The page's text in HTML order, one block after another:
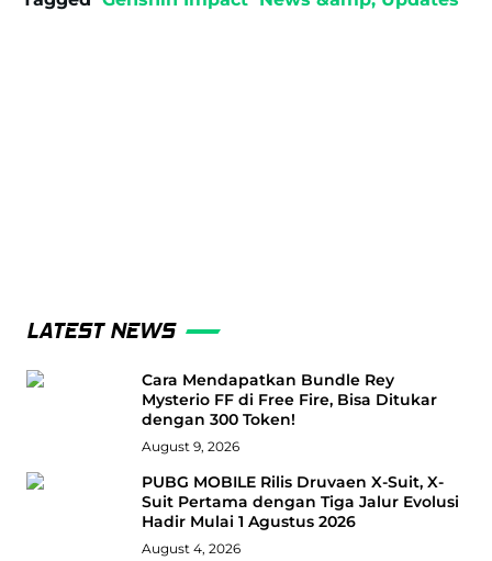
LATEST NEWS
Cara Mendapatkan Bundle Rey
Mysterio FF di Free Fire, Bisa Ditukar
dengan 300 Token!
August 9, 2026
PUBG MOBILE Rilis Druvaen X-Suit, X-
Suit Pertama dengan Tiga Jalur Evolusi
Hadir Mulai 1 Agustus 2026
August 4, 2026